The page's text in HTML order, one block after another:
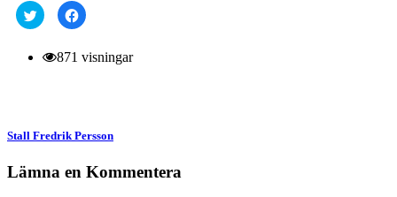
Klicka
för
på
Twitter
Klicka
för
på
Facebook
871 visningar
Stall Fredrik Persson
Lämna en Kommentera